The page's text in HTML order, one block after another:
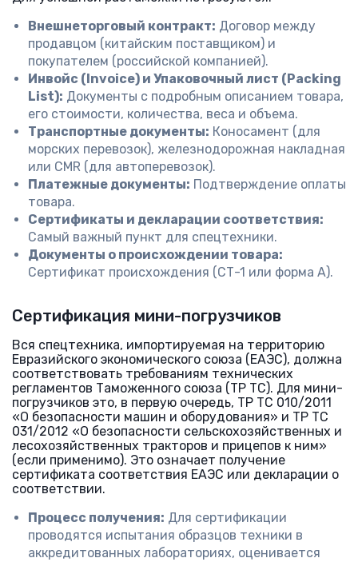
Внешнеторговый контракт: Договор между
продавцом (китайским поставщиком) и
покупателем (российской компанией).
Инвойс (Invoice) и Упаковочный лист (Packing
List): Документы с подробным описанием товара,
его стоимости, количества, веса и объема.
Транспортные документы: Коносамент (для
морских перевозок), железнодорожная накладная
или CMR (для автоперевозок).
Платежные документы: Подтверждение оплаты
товара.
Сертификаты и декларации соответствия:
Самый важный пункт для спецтехники.
Документы о происхождении товара:
Сертификат происхождения (СТ-1 или форма А).
Сертификация мини-погрузчиков
Вся спецтехника, импортируемая на территорию
Евразийского экономического союза (ЕАЭС), должна
соответствовать требованиям технических
регламентов Таможенного союза (ТР ТС). Для мини-
погрузчиков это, в первую очередь, ТР ТС 010/2011
«О безопасности машин и оборудования» и ТР ТС
031/2012 «О безопасности сельскохозяйственных и
лесохозяйственных тракторов и прицепов к ним»
(если применимо). Это означает получение
сертификата соответствия ЕАЭС или декларации о
соответствии.
Процесс получения: Для сертификации
проводятся испытания образцов техники в
аккредитованных лабораториях, оценивается